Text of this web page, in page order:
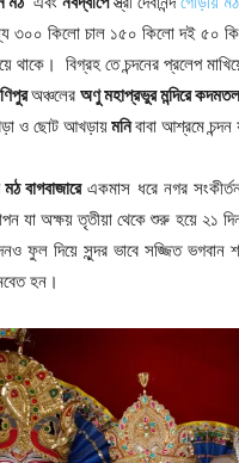
৩০০ কিলো চাল ১৫০ কিলো দই ৫০
বিগ্রহ তে চন্দনের প্রলেপ
অঞ্চলের অণু মহাপ্রভুর মন্দিরে
ও ছোট আখড়ায়মনিবাবা আশ্রমে
বাগবাজারেএকমাস ধরে নগর
যা অক্ষয় তৃতীয়া থেকে শুরু হয়ে ২১
ফুল দিয়ে সুন্দর ভাবে সজ্জিত ভগবান
হন।